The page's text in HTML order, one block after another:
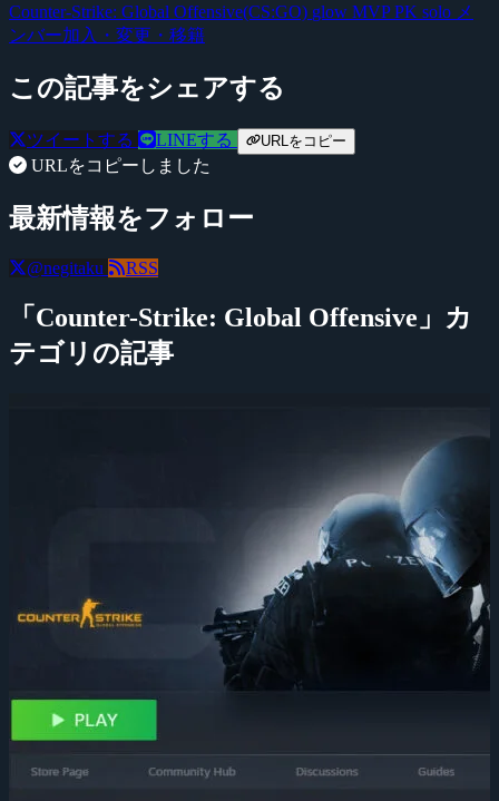
Counter-Strike: Global Offensive(CS:GO) glow MVP PK solo メ
ンバー加入・変更・移籍
この記事をシェアする
ツイートする LINEする URLをコピー
URLをコピーしました
最新情報をフォロー
@negitaku RSS
「Counter-Strike: Global Offensive」カ
テゴリの記事